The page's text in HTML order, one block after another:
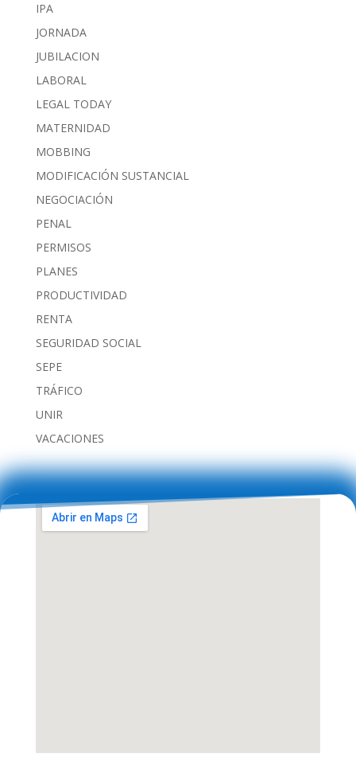
IPA
JORNADA
JUBILACION
LABORAL
LEGAL TODAY
MATERNIDAD
MOBBING
MODIFICACIÓN SUSTANCIAL
NEGOCIACIÓN
PENAL
PERMISOS
PLANES
PRODUCTIVIDAD
RENTA
SEGURIDAD SOCIAL
SEPE
TRÁFICO
UNIR
VACACIONES